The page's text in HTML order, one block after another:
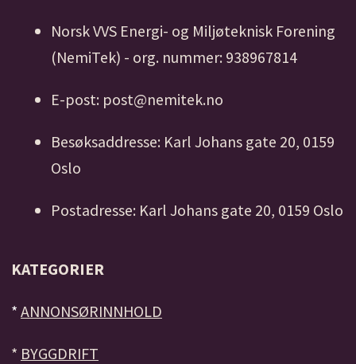
Norsk VVS Energi- og Miljøteknisk Forening
(NemiTek) - org. nummer: 938967814
E-post: post@nemitek.no
Besøksaddresse: Karl Johans gate 20, 0159
Oslo
Postadresse: Karl Johans gate 20, 0159 Oslo
KATEGORIER
* ANNONSØRINNHOLD
* BYGGDRIFT